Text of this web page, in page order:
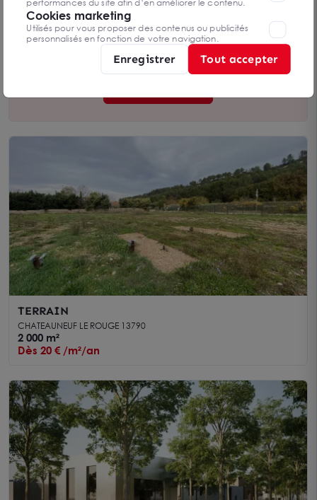
Vous n’avez pas trouvé l’offre qui
vous convient ?
TERRAIN
CHATEAUNEUF LE ROUGE 13790
2 000 m²
Dès 20 € /m²/an
performances du site afin d’en améliorer le contenu.
Cookies marketing
Utilisés pour vous proposer des contenus ou publicités
personnalisés en fonction de votre navigation.
Enregistrer Tout accepter